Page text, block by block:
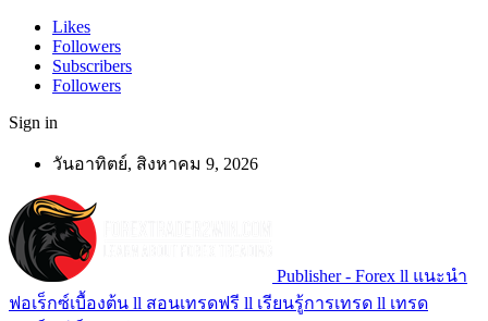
Likes
Followers
Subscribers
Followers
Sign in
วันอาทิตย์, สิงหาคม 9, 2026
Publisher - Forex ll แนะนำ
ฟอเร็กซ์เบื้องต้น ll สอนเทรดฟรี ll เรียนรู้การเทรด ll เทรด